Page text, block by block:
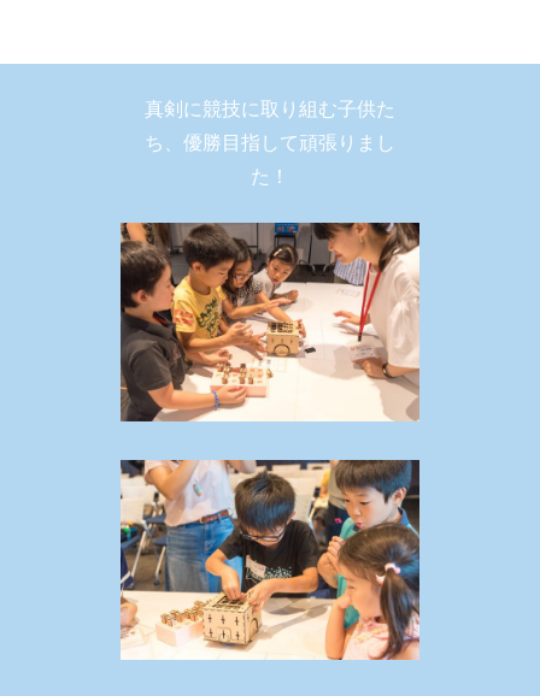
真剣に競技に取り組む子供た
ち、優勝目指して頑張りまし
た！